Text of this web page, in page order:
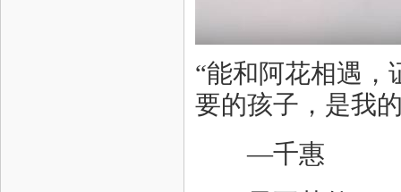
“能和阿花相遇，
要的孩子，是我
—千惠